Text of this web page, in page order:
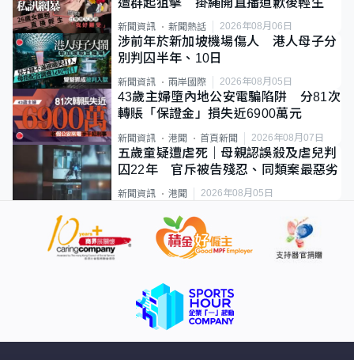
新聞資訊 新聞熱話 2026年08月06日
涉前年於新加坡機場傷人 港人母子分
別判囚半年、10日
新聞資訊 兩岸國際 2026年08月05日
43歲主婦墮內地公安電騙陷阱 分81次
轉賬「保證金」損失近6900萬元
新聞資訊 港聞 首頁新聞 2026年08月07日
五歲童疑遭虐死｜母親認誤殺及虐兒判
囚22年 官斥被告殘忍、同類案最惡劣
新聞資訊 港聞 2026年08月05日